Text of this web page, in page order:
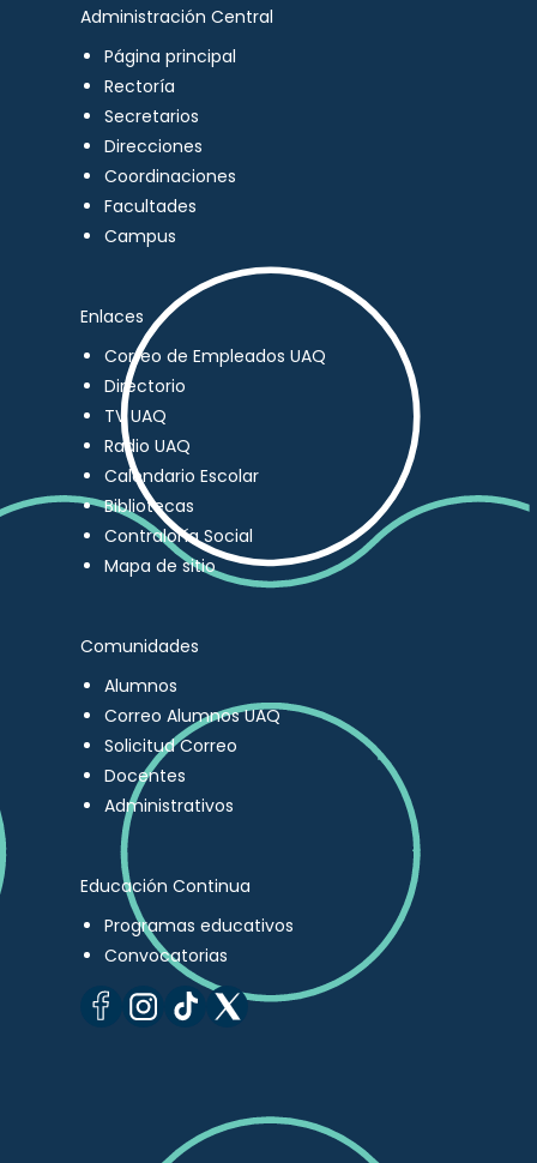
Administración Central
Página principal
Rectoría
Secretarios
Direcciones
Coordinaciones
Facultades
Campus
Enlaces
Correo de Empleados UAQ
Directorio
TV UAQ
Radio UAQ
Calendario Escolar
Bibliotecas
Contraloría Social
Mapa de sitio
Comunidades
Alumnos
Correo Alumnos UAQ
Solicitud Correo
Docentes
Administrativos
Educación Continua
Programas educativos
Convocatorias